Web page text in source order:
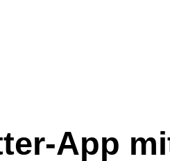
App